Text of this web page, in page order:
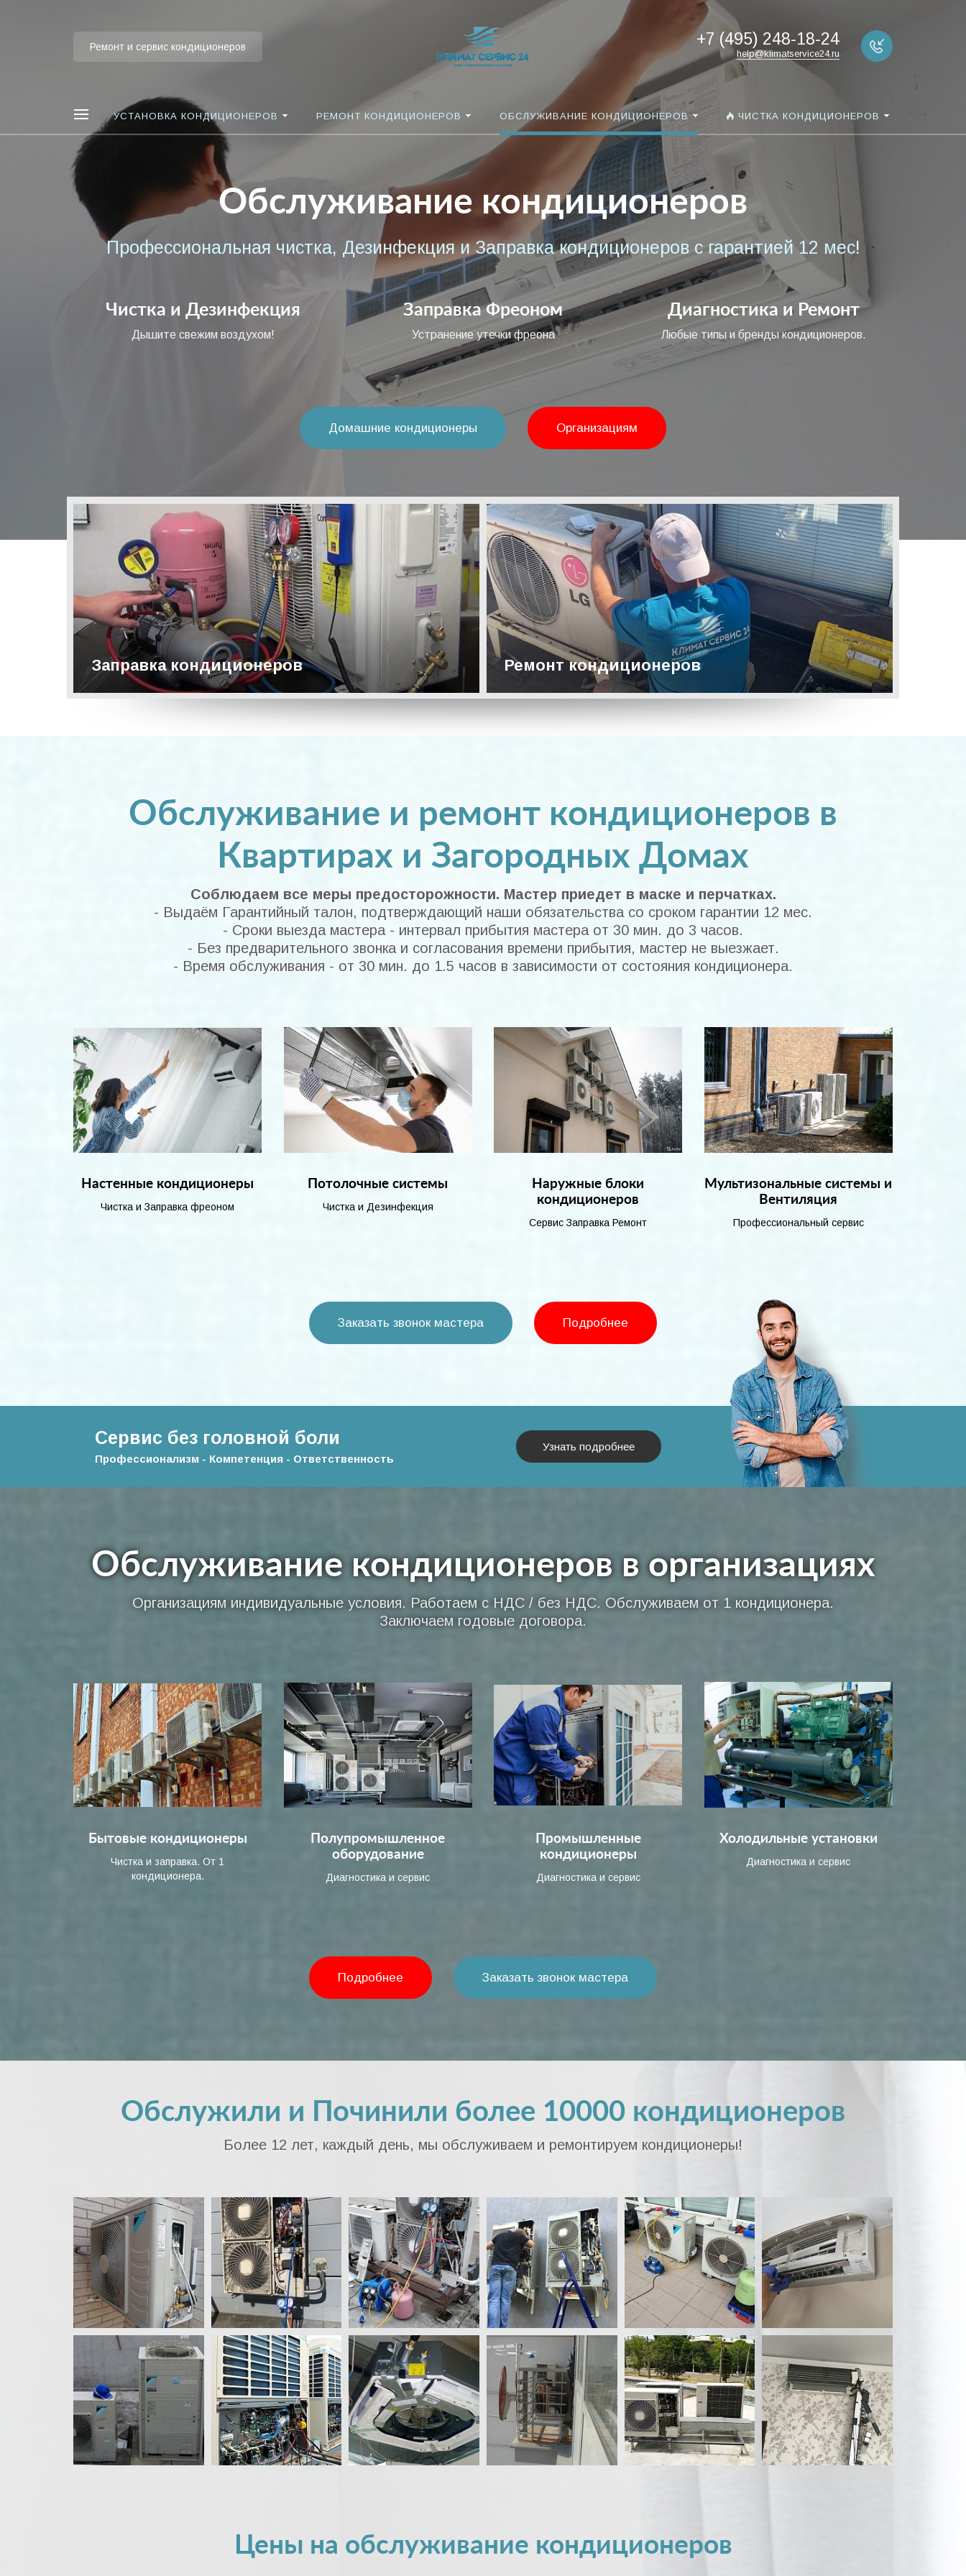
Ремонт и сервис кондиционеров +7 (495) 248-18-24
help@klimatservice24.ru
УСТАНОВКА КОНДИЦИОНЕРОВ РЕМОНТ КОНДИЦИОНЕРОВ ОБСЛУЖИВАНИЕ КОНДИЦИОНЕРОВ ЧИСТКА КОНДИЦИОНЕРОВ
Обслуживание кондиционеров
Профессиональная чистка, Дезинфекция и Заправка кондиционеров с гарантией 12 мес!
Чистка и Дезинфекция
Дышите свежим воздухом!
Заправка Фреоном
Устранение утечки фреона
Диагностика и Ремонт
Любые типы и бренды кондиционеров.
Домашние кондиционеры Организациям
Заправка кондиционеров Ремонт кондиционеров
Обслуживание и ремонт кондиционеров в
Квартирах и Загородных Домах
Соблюдаем все меры предосторожности. Мастер приедет в маске и перчатках.
- Выдаём Гарантийный талон, подтверждающий наши обязательства со сроком гарантии 12 мес.
- Сроки выезда мастера - интервал прибытия мастера от 30 мин. до 3 часов.
- Без предварительного звонка и согласования времени прибытия, мастер не выезжает.
- Время обслуживания - от 30 мин. до 1.5 часов в зависимости от состояния кондиционера.
Настенные кондиционеры
Чистка и Заправка фреоном
Потолочные системы
Чистка и Дезинфекция
Наружные блоки
кондиционеров
Сервис Заправка Ремонт
Мультизональные системы и
Вентиляция
Профессиональный сервис
Заказать звонок мастера Подробнее
Сервис без головной боли
Профессионализм - Компетенция - Ответственность
Узнать подробнее
Обслуживание кондиционеров в организациях
Организациям индивидуальные условия. Работаем с НДС / без НДС. Обслуживаем от 1 кондиционера.
Заключаем годовые договора.
Бытовые кондиционеры
Чистка и заправка. От 1
кондиционера.
Полупромышленное
оборудование
Диагностика и сервис
Промышленные
кондиционеры
Диагностика и сервис
Холодильные установки
Диагностика и сервис
Подробнее Заказать звонок мастера
Обслужили и Починили более 10000 кондиционеров
Более 12 лет, каждый день, мы обслуживаем и ремонтируем кондиционеры!
Цены на обслуживание кондиционеров